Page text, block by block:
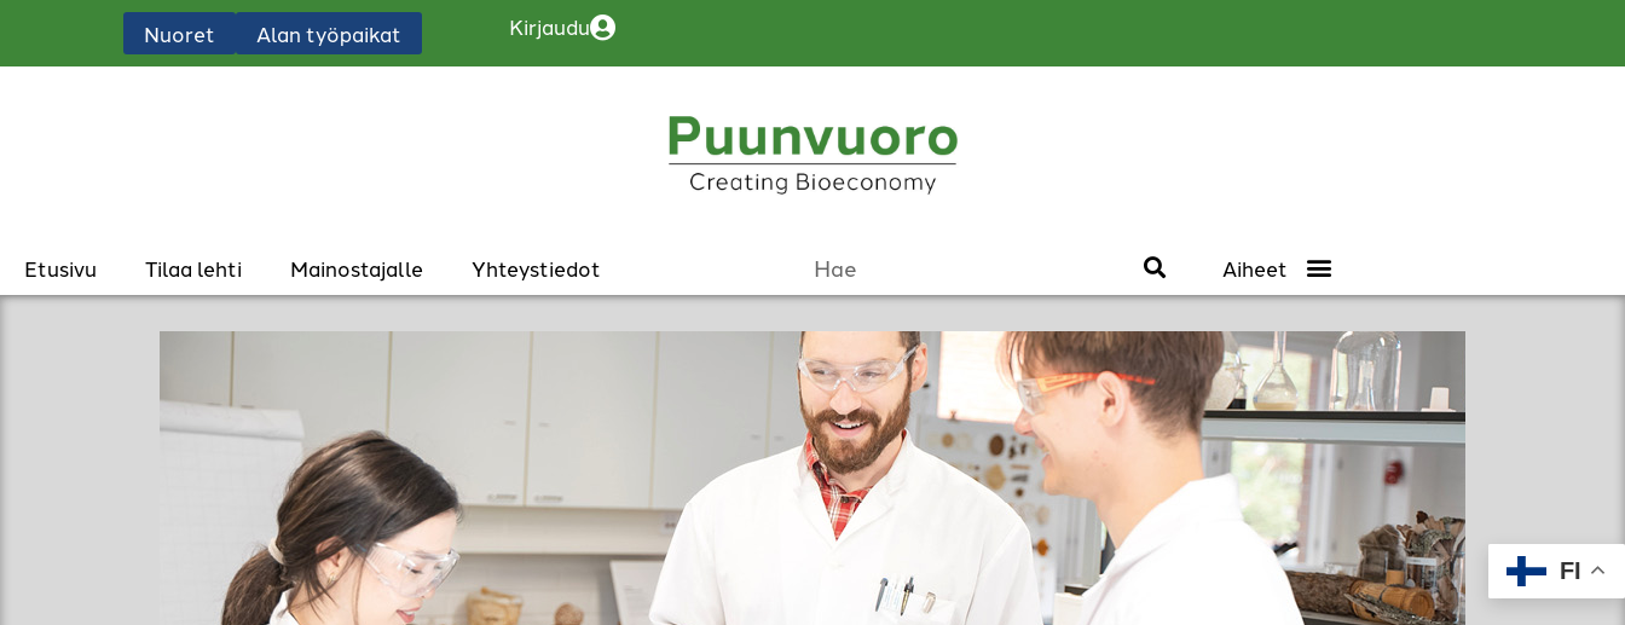
Nuoret Alan työpaikat Kirjaudu
FI
Etusivu Tilaa lehti Mainostajalle Yhteystiedot